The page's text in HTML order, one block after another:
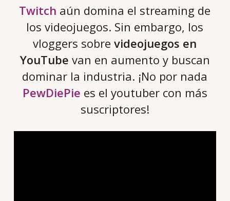
Twitch aún domina el streaming de
los videojuegos. Sin embargo, los
vloggers sobrevideojuegos en
YouTube van en aumento y buscan
dominar la industria. ¡No por nada
PewDiePie es el youtuber con más
suscriptores!